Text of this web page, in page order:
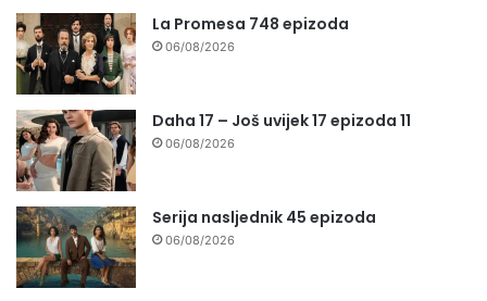
La Promesa 748 epizoda
06/08/2026
Daha 17 – Još uvijek 17 epizoda 11
06/08/2026
Serija nasljednik 45 epizoda
06/08/2026